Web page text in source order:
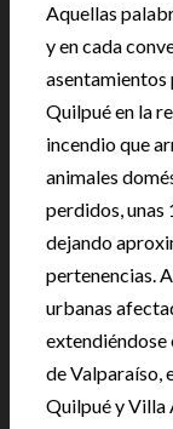
Aquellas
y en cada
asentamientos
Quilpué en la
incendio que
animales
perdidos, unas
dejando
pertenencias.
urbanas
de Valparaíso,
Quilpué y Villa